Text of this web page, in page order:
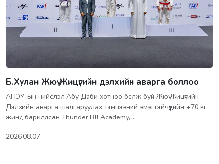
Б.Хулан Жюү Жицүгийн дэлхийн аварга боллоо
АНЭУ-ын нийслэл Абу Даби хотноо болж буй Жюү Жицүгийн
Дэлхийн аварга шалгаруулах тэмцээний эмэгтэйчүүдийн +70 кг
жинд барилдсан Thunder BJJ Academy,…
2026.08.07